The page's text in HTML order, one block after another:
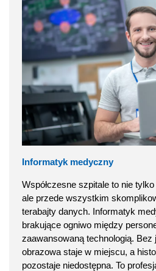
Informatyk medyczny
Współczesne szpitale to nie
ale przede wszystkim
terabajty danych. Informatyk
brakujące ogniwo między
zaawansowaną technologią.
obrazowa staje w miejscu, a
pozostaje niedostępna. To